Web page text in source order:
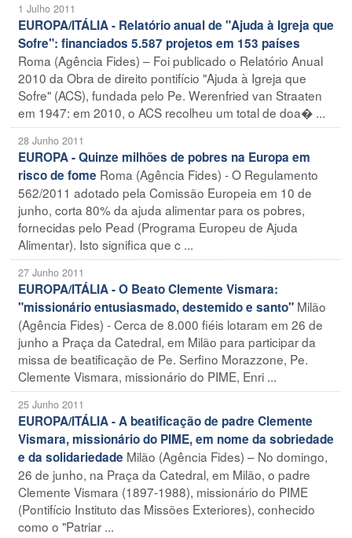
1 Julho 2011
EUROPA/ITÁLIA - Relatório anual de "Ajuda à Igreja que
Sofre": financiados 5.587 projetos em 153 países
Roma (Agência Fides) – Foi publicado o Relatório Anual
2010 da Obra de direito pontifício "Ajuda à Igreja que
Sofre" (ACS), fundada pelo Pe. Werenfried van Straaten
em 1947: em 2010, o ACS recolheu um total de doa� ...
28 Junho 2011
EUROPA - Quinze milhões de pobres na Europa em
risco de fome Roma (Agência Fides) - O Regulamento
562/2011 adotado pela Comissão Europeia em 10 de
junho, corta 80% da ajuda alimentar para os pobres,
fornecidas pelo Pead (Programa Europeu de Ajuda
Alimentar). Isto significa que c ...
27 Junho 2011
EUROPA/ITÁLIA - O Beato Clemente Vismara:
"missionário entusiasmado, destemido e santo" Milão
(Agência Fides) - Cerca de 8.000 fiéis lotaram em 26 de
junho a Praça da Catedral, em Milão para participar da
missa de beatificação de Pe. Serfino Morazzone, Pe.
Clemente Vismara, missionário do PIME, Enri ...
25 Junho 2011
EUROPA/ITÁLIA - A beatificação de padre Clemente
Vismara, missionário do PIME, em nome da sobriedade
e da solidariedade Milão (Agência Fides) – No domingo,
26 de junho, na Praça da Catedral, em Milão, o padre
Clemente Vismara (1897-1988), missionário do PIME
(Pontifício Instituto das Missões Exteriores), conhecido
como o "Patriar ...